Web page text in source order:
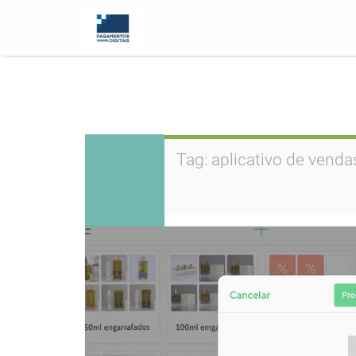
Tag: aplicativo de